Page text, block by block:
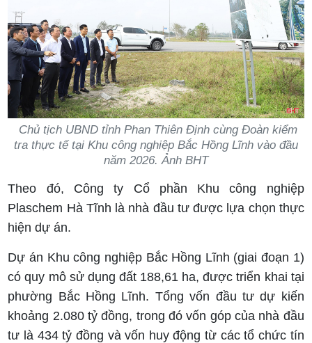
Chủ tịch UBND tỉnh Phan Thiên Định cùng Đoàn kiểm
tra thực tế tại Khu công nghiệp Bắc Hồng Lĩnh vào đầu
năm 2026. Ảnh BHT
Theo đó, Công ty Cổ phần Khu công nghiệp
Plaschem Hà Tĩnh là nhà đầu tư được lựa chọn thực
hiện dự án.
Dự án Khu công nghiệp Bắc Hồng Lĩnh (giai đoạn 1)
có quy mô sử dụng đất 188,61 ha, được triển khai tại
phường Bắc Hồng Lĩnh. Tổng vốn đầu tư dự kiến
khoảng 2.080 tỷ đồng, trong đó vốn góp của nhà đầu
tư là 434 tỷ đồng và vốn huy động từ các tổ chức tín